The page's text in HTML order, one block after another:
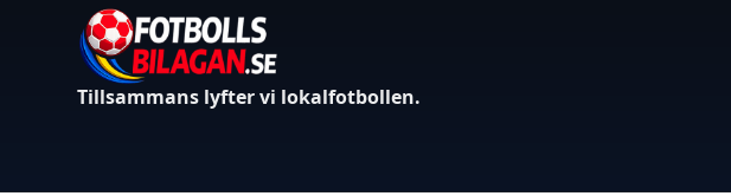
Tillsammans lyfter vi lokalfotbollen.